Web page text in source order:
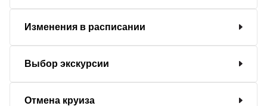
Изменения в расписании
Выбор экскурсии
Отмена круиза